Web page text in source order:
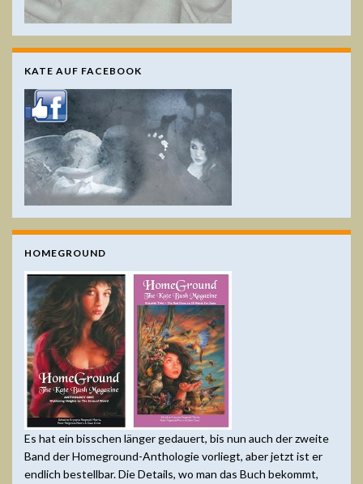
KATE AUF FACEBOOK
HOMEGROUND
Es hat ein bisschen länger gedauert, bis nun auch der zweite
Band der Homeground-Anthologie vorliegt, aber jetzt ist er
endlich bestellbar. Die Details, wo man das Buch bekommt,